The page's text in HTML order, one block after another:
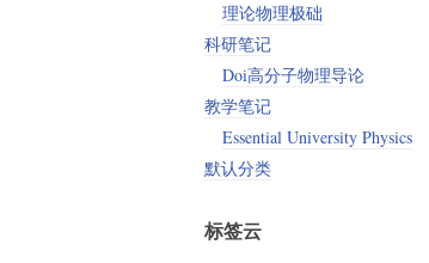
理论物理极础
科研笔记
Doi高分子物理导论
教学笔记
Essential University Physics
默认分类
标签云